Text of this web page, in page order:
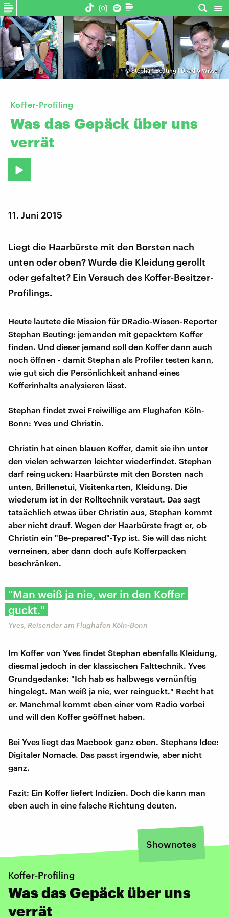
©Stephan Beuting | DRadio Wissen
Koffer-Profiling
Was das Gepäck über uns
verrät
11. Juni 2015
Liegt die Haarbürste mit den Borsten nach
unten oder oben? Wurde die Kleidung gerollt
oder gefaltet? Ein Versuch des Koffer-Besitzer-
Profilings.
Heute lautete die Mission für DRadio-Wissen-Reporter
Stephan Beuting: jemanden mit gepacktem Koffer
finden. Und dieser jemand soll den Koffer dann auch
noch öffnen - damit Stephan als Profiler testen kann,
wie gut sich die Persönlichkeit anhand eines
Kofferinhalts analysieren lässt.
Stephan findet zwei Freiwillige am Flughafen Köln-
Bonn: Yves und Christin.
Christin hat einen blauen Koffer, damit sie ihn unter
den vielen schwarzen leichter wiederfindet. Stephan
darf reingucken: Haarbürste mit den Borsten nach
unten, Brillenetui, Visitenkarten, Kleidung. Die
wiederum ist in der Rolltechnik verstaut. Das sagt
tatsächlich etwas über Christin aus, Stephan kommt
aber nicht drauf. Wegen der Haarbürste fragt er, ob
Christin ein "Be-prepared"-Typ ist. Sie will das nicht
verneinen, aber dann doch aufs Kofferpacken
beschränken.
"Man weiß ja nie, wer in den Koffer
guckt."
Yves, Reisender am Flughafen Köln-Bonn
Im Koffer von Yves findet Stephan ebenfalls Kleidung,
diesmal jedoch in der klassischen Falttechnik. Yves
Grundgedanke: "Ich hab es halbwegs vernünftig
hingelegt. Man weiß ja nie, wer reinguckt." Recht hat
er. Manchmal kommt eben einer vom Radio vorbei
und will den Koffer geöffnet haben.
Bei Yves liegt das Macbook ganz oben. Stephans Idee:
Digitaler Nomade. Das passt irgendwie, aber nicht
ganz.
Fazit: Ein Koffer liefert Indizien. Doch die kann man
eben auch in eine falsche Richtung deuten.
Shownotes
Koffer-Profiling
Was das Gepäck über uns
verrät